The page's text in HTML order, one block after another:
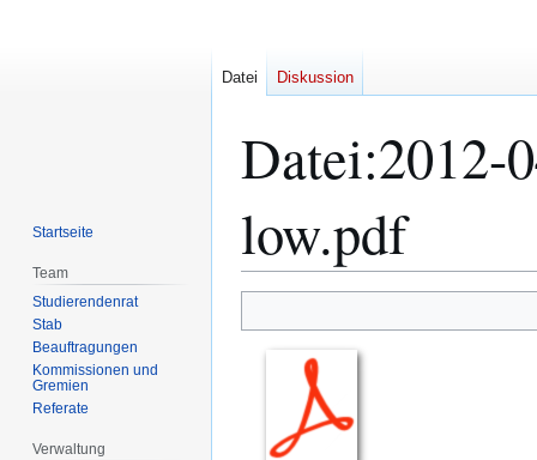
Datei:2012-
low.pdf
Navigation
springen
Suche
springen
Datei Diskussion
Startseite
Team
Studierendenrat
Stab
Beauftragungen
Kommissionen und
Gremien
Referate
Verwaltung